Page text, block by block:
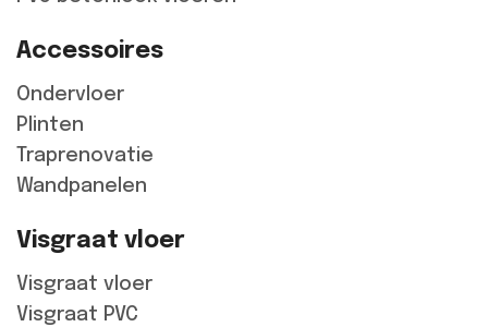
Accessoires
Ondervloer
Plinten
Traprenovatie
Wandpanelen
Visgraat vloer
Visgraat vloer
Visgraat PVC